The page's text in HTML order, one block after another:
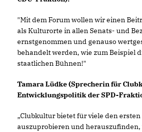
"Mit dem Forum wollen wir einen
als Kulturorte in allen Senats- und
ernstgenommen und genauso
behandelt werden, wie zum Beispiel
staatlichen Bühnen!"
Tamara Lüdke (Sprecherin für
Entwicklungspolitik der SPD-
Clubkultur bietet für viele den ersten
auszuprobieren und